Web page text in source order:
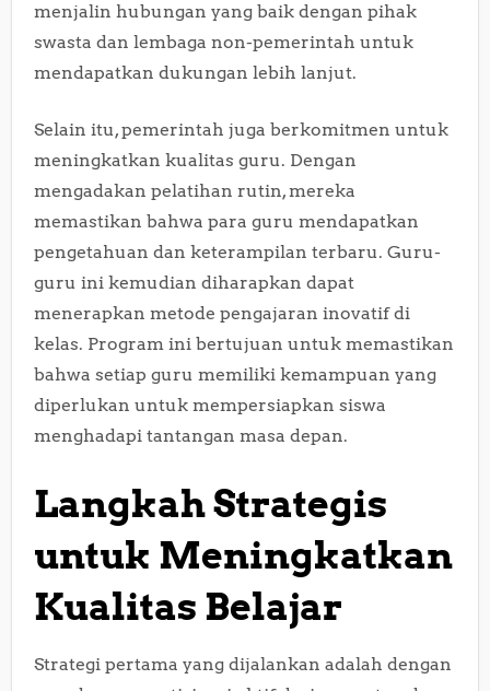
menjalin hubungan yang baik dengan pihak
swasta dan lembaga non-pemerintah untuk
mendapatkan dukungan lebih lanjut.
Selain itu, pemerintah juga berkomitmen untuk
meningkatkan kualitas guru. Dengan
mengadakan pelatihan rutin, mereka
memastikan bahwa para guru mendapatkan
pengetahuan dan keterampilan terbaru. Guru-
guru ini kemudian diharapkan dapat
menerapkan metode pengajaran inovatif di
kelas. Program ini bertujuan untuk memastikan
bahwa setiap guru memiliki kemampuan yang
diperlukan untuk mempersiapkan siswa
menghadapi tantangan masa depan.
Langkah Strategis
untuk Meningkatkan
Kualitas Belajar
Strategi pertama yang dijalankan adalah dengan